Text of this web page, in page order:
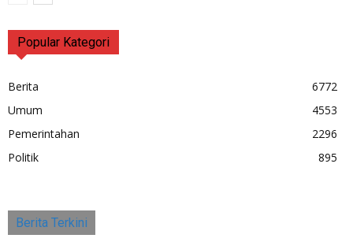
Popular Kategori
Berita
6772
Umum
4553
Pemerintahan
2296
Politik
895
Berita Terkini